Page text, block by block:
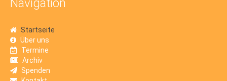
Navigation
Startseite
Über uns
Termine
Archiv
Spenden